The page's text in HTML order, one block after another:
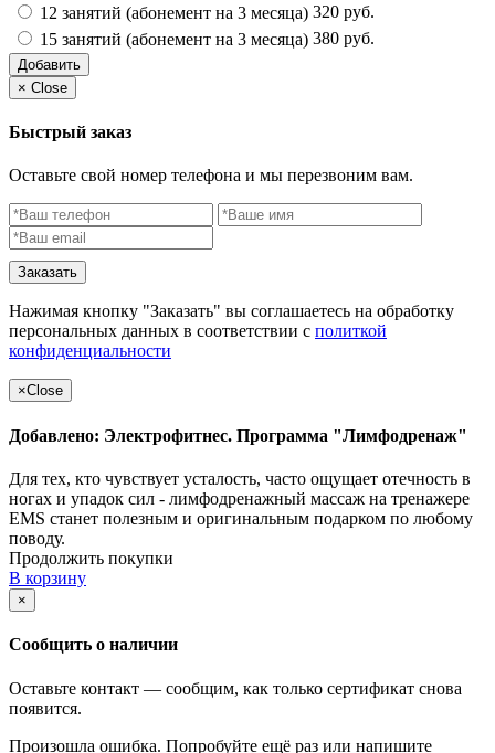
12 занятий (абонемент на 3 месяца) 320 руб.
15 занятий (абонемент на 3 месяца) 380 руб.
Добавить
× Close
Быстрый заказ
Оставьте свой номер телефона и мы перезвоним вам.
Заказать
Нажимая кнопку "Заказать" вы соглашаетесь на обработку
персональных данных в соответствии с политкой
конфиденциальности
×Close
Добавлено: Электрофитнес. Программа "Лимфодренаж"
Для тех, кто чувствует усталость, часто ощущает отечность в
ногах и упадок сил - лимфодренажный массаж на тренажере
EMS станет полезным и оригинальным подарком по любому
поводу.
Продолжить покупки
В корзину
×
Сообщить о наличии
Оставьте контакт — сообщим, как только сертификат снова
появится.
Произошла ошибка. Попробуйте ещё раз или напишите